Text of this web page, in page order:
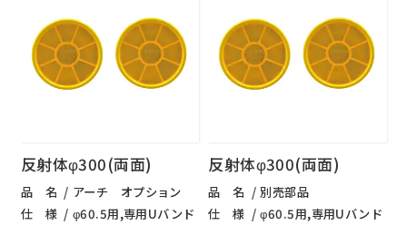
反射体φ300(両面)
品 名
アーチ オプション
仕 様
φ60.5用,専用Uバンド
反射体φ300(両面)
品 名
別売部品
仕 様
φ60.5用,専用Uバンド